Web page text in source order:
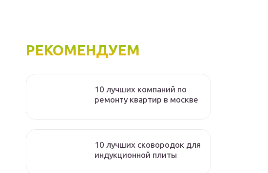
РЕКОМЕНДУЕМ
10 лучших компаний по
ремонту квартир в москве
10 лучших сковородок для
индукционной плиты